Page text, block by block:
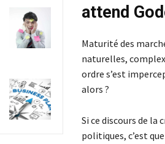
attend
Maturité des
naturelles,
ordre s’est
alors ?
Si ce discours de
politiques, c’est